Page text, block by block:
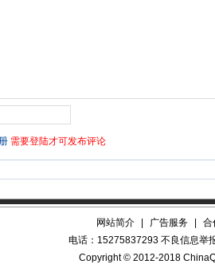
网站简介 广告服务
合
电话：15275837293 不良信息举
Copyright © 2012-2018